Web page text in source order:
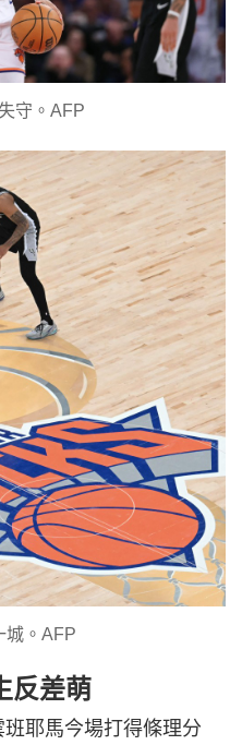
守。AFP
城。AFP
反差萌
耶馬今場打得條理分